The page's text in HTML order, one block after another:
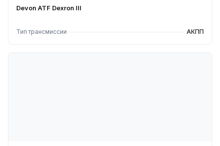
Devon ATF Dexron III
Тип трансмиссии АКПП